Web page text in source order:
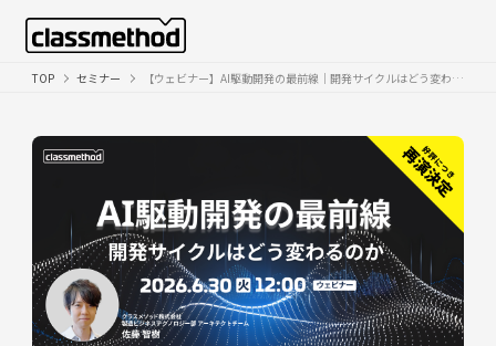
TOP セミナー 【ウェビナー】AI駆動開発の最前線｜開発サイクルはどう変わるのか